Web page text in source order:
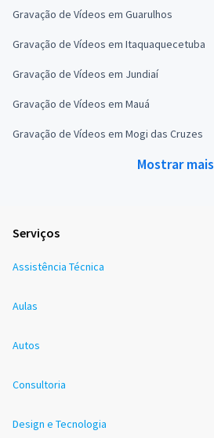
Gravação de Vídeos em Guarulhos
Gravação de Vídeos em Itaquaquecetuba
Gravação de Vídeos em Jundiaí
Gravação de Vídeos em Mauá
Gravação de Vídeos em Mogi das Cruzes
Mostrar mais
Serviços
Assistência Técnica
Aulas
Autos
Consultoria
Design e Tecnologia